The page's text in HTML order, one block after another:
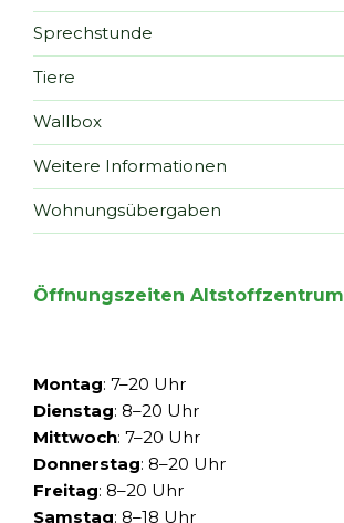
Sprechstunde
Tiere
Wallbox
Weitere Informationen
Wohnungsübergaben
Öffnungszeiten Altstoffzentrum
Montag: 7–20 Uhr
Dienstag: 8–20 Uhr
Mittwoch: 7–20 Uhr
Donnerstag: 8–20 Uhr
Freitag: 8–20 Uhr
Samstag: 8–18 Uhr